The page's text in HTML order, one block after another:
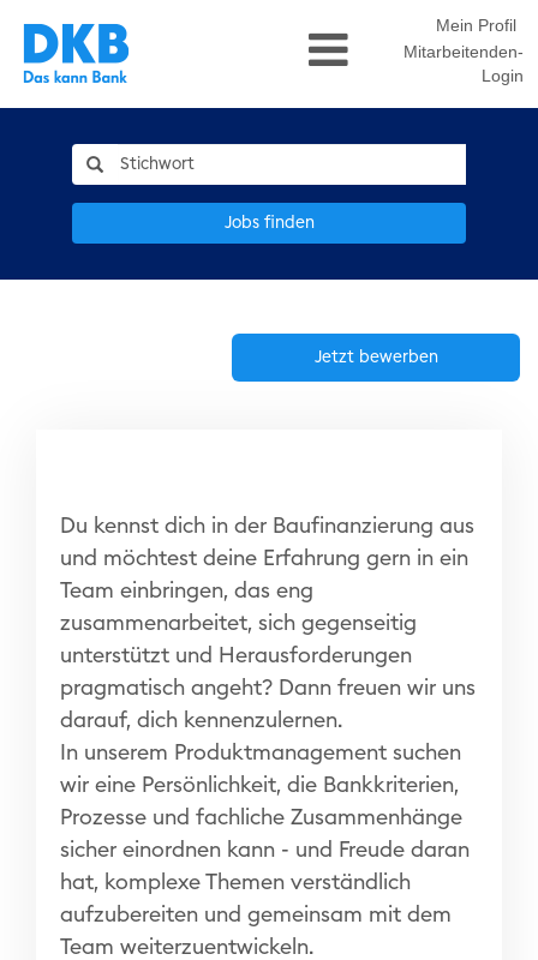
Mein Profil
Mitarbeitenden-
Login
Jobs finden
Jetzt bewerben
Du kennst dich in der Baufinanzierung aus
und möchtest deine Erfahrung gern in ein
Team einbringen, das eng
zusammenarbeitet, sich gegenseitig
unterstützt und Herausforderungen
pragmatisch angeht? Dann freuen wir uns
darauf, dich kennenzulernen.
In unserem Produktmanagement suchen
wir eine Persönlichkeit, die Bankkriterien,
Prozesse und fachliche Zusammenhänge
sicher einordnen kann - und Freude daran
hat, komplexe Themen verständlich
aufzubereiten und gemeinsam mit dem
Team weiterzuentwickeln.